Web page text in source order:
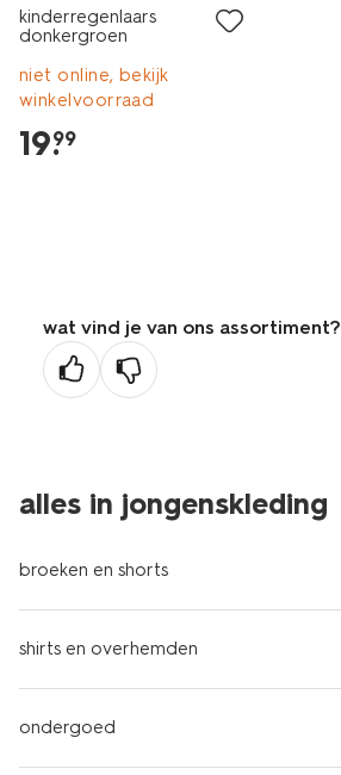
kinderregenlaars
donkergroen
niet online, bekijk
winkelvoorraad
19.
99
wat vind je van ons assortiment?
alles in jongenskleding
broeken en shorts
shirts en overhemden
ondergoed